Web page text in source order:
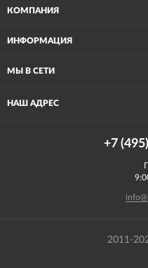
КОМПАНИЯ
ИНФОРМАЦИЯ
МЫ В СЕТИ
НАШ АДРЕС
+7
2011-